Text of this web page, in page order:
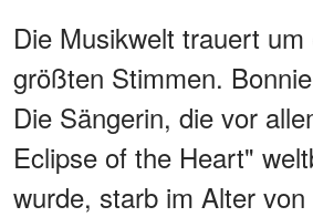
Die Musikwelt trauert
größten Stimmen.
Die Sängerin, die vor
Eclipse of the Heart"
wurde, starb im Alter